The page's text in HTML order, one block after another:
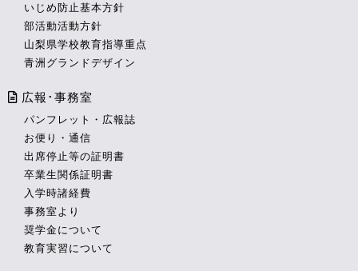
いじめ防止基本方針
部活動活動方針
山梨県学校教育指導重点
青洲グランドデザイン
広報･事務室
パンフレット・広報誌
お便り・通信
出席停止等の証明書
卒業生関係証明書
入学時諸経費
事務室より
奨学金について
教育実習について